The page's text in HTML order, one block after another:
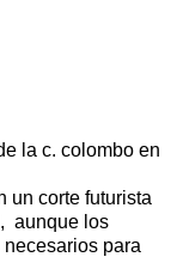
la c. colombo en
un corte futurista
aunque los
para